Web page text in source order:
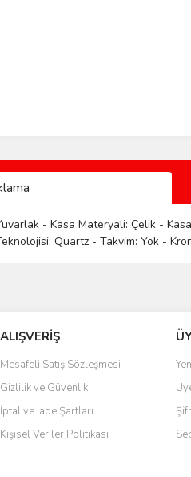
- Kasa Materyali: Çelik -
Quartz - Takvim: Yok -
ALIŞVERİŞ
Mesafeli Satış Sözleşmesi
Gizlilik ve Güvenlik
İptal ve İade Şartları
Kişisel Veriler Politikası